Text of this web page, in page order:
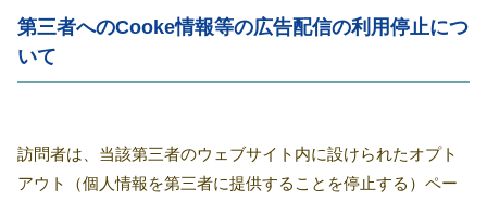
第三者へのCooke情報等の広告配信の利用停止につ
いて
訪問者は、当該第三者のウェブサイト内に設けられたオプト
アウト（個人情報を第三者に提供することを停止する）ペー